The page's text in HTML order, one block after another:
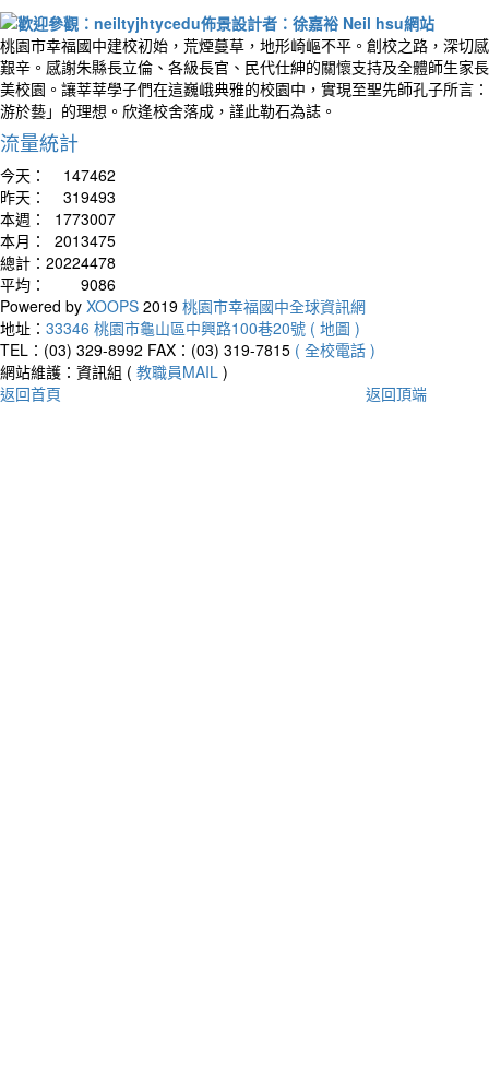
桃園市幸福國中建校初始，荒煙蔓草，地形崎嶇不平。創校之路，深切
艱辛。感謝朱縣長立倫、各級長官、民代仕紳的關懷支持及全體師生家
美校園。讓莘莘學子們在這巍峨典雅的校園中，實現至聖先師孔子所言
游於藝」的理想。欣逢校舍落成，謹此勒石為誌。
流量統計
今天：
147462
昨天：
319493
本週：
1773007
本月：
2013475
總計： 20224478
平均：
9086
Powered by XOOPS 2019 桃園市幸福國中全球資訊網
地址： 33346 桃園市龜山區中興路100巷20號 ( 地圖 )
TEL：(03) 329-8992 FAX：(03) 319-7815 ( 全校電話 )
網站維護：資訊組 ( 教職員MAIL )
返回首頁
返回頂端